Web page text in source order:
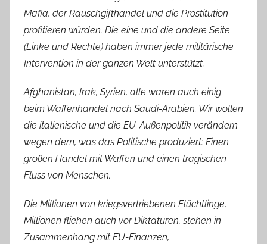
Mafia, der Rauschgifthandel und die Prostitution
profitieren würden. Die eine und die andere Seite
(Linke und Rechte) haben immer jede militärische
Intervention in der ganzen Welt unterstützt.
Afghanistan, Irak, Syrien, alle waren auch einig
beim Waffenhandel nach Saudi-Arabien. Wir wollen
die italienische und die EU-Außenpolitik verändern
wegen dem, was das Politische produziert: Einen
großen Handel mit Waffen und einen tragischen
Fluss von Menschen.
Die Millionen von kriegsvertriebenen Flüchtlinge,
Millionen fliehen auch vor Diktaturen, stehen in
Zusammenhang mit EU-Finanzen,